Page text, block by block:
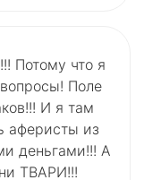
Потому что я
Поле
И я там
аферисты из
деньгами!!! А
ТВАРИ!!!